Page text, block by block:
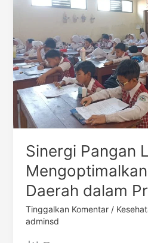
Sinergi Pangan
Daerah dalam
Tinggalkan Komentar /
adminsd
Mengoptimalkan
Spesifik
Daerah
dalam
Program
MBG